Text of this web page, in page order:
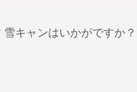
キャンはいかがですか？